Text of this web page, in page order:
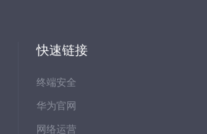
快速链接
终端安全
华为官网
网络运营